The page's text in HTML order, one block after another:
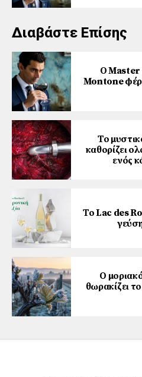
Διαβάστε Επίσης
Ο
Montone
Το
καθορίζει
ενός
Το Lac des
Ο
θωρακίζει